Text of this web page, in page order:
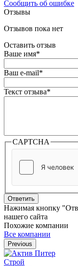
Сообщить об ошибке
Отзывы
Отзывов пока нет
Оставить отзыв
Ваше имя*
Ваш e-mail*
Текст отзыва*
CAPTCHA
Ответить
Нажимая кнопку
нашего сайта
Похожие компании
Все компании
Previous